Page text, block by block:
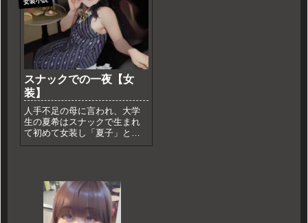
た先、雑貨屋の店員やカフェ
の女性との交流が、彼に女装
する「自由」と「自信」を与
えていく。
スナックでの一夜【女
装】
人手不足の母に言われ、大学
生の夏希はスナックで生まれ
て初めて女装し「夏子」とし
て働くことに。恥ずかしさの
常の場所と強制的な女装がも
たらす、一夜限りの不思議な
体験。